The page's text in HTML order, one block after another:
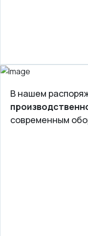
В нашем
современным